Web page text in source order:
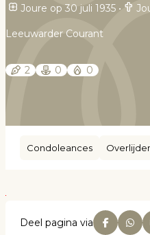
Joure op 30 juli 1935 •
Leeuwarder Courant
2 0 0
Condoleances
Deel pagina via